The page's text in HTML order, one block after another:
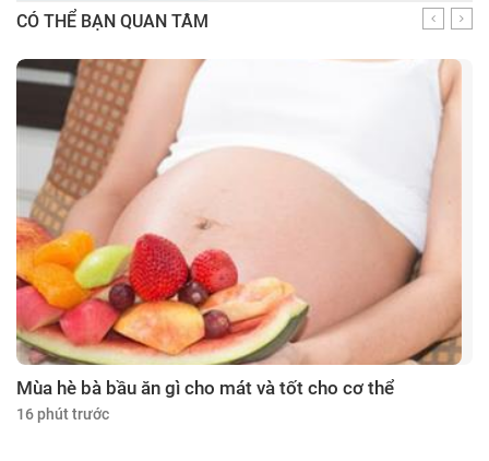
CÓ THỂ BẠN QUAN TÂM
Mùa hè bà bầu ăn gì cho mát và tốt cho cơ thể
16 phút trước